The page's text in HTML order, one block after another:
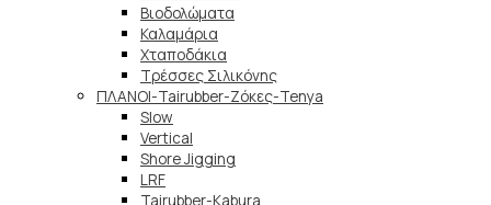
Βιοδολώματα
Καλαμάρια
Χταποδάκια
Τρέσσες Σιλικόνης
ΠΛΑΝΟΙ-Tairubber-Ζόκες-Tenya
Slow
Vertical
Shore Jigging
LRF
Tairubber-Kabura